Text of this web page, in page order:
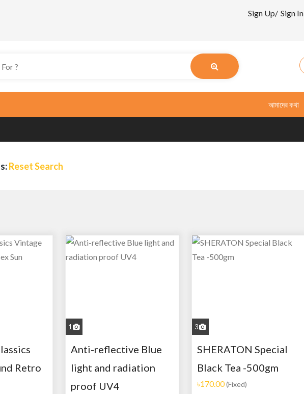
Sign Up/ Sign In
আমাদের কথা
Reset Search
Retro
1
Anti-reflective Blue
light and radiation
proof UV4
3
SHERATON Special
Black Tea -500gm
৳170.00(Fixed)